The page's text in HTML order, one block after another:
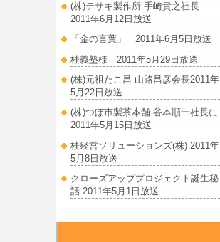
(株)テサキ製作所 手崎貴之社長
2011年6月12日放送
「金の言葉」 2011年6月5日放送
桂義塾様 2011年5月29日放送
(株)元祖たこ昌 山路昌彦会長2011年
5月22日放送
(株)つぼ市製茶本舗 谷本順一社長に
2011年5月15日放送
桂経営ソリューションズ(株) 2011年
5月8日放送
クローズアッププロジェクト誕生秘
話 2011年5月1日放送